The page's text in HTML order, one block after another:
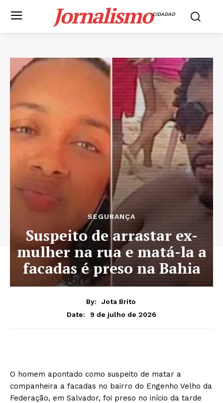
JornalismoCIDADAO
SEGURANÇA
Suspeito de arrastar ex-
mulher na rua e matá-la a
facadas é preso na Bahia
By:
Jota Brito
Date:
9 de julho de 2026
O homem apontado como suspeito de matar a
companheira a facadas no bairro do Engenho Velho da
Federação, em Salvador, foi preso no início da tarde